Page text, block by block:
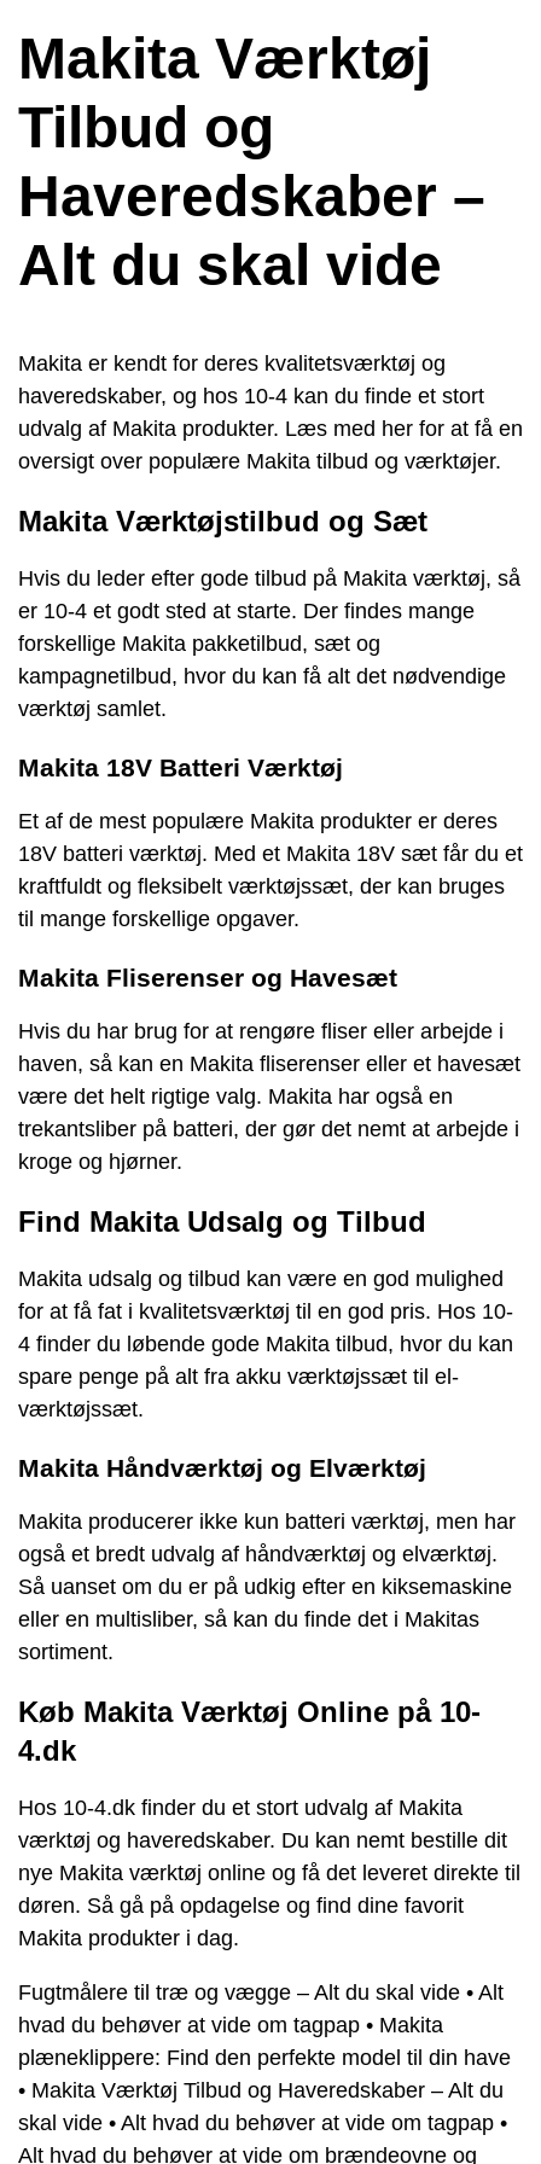
Makita Værktøj
Tilbud og
Haveredskaber –
Alt du skal vide
Makita er kendt for deres kvalitetsværktøj og
haveredskaber, og hos 10-4 kan du finde et stort
udvalg af Makita produkter. Læs med her for at få en
oversigt over populære Makita tilbud og værktøjer.
Makita Værktøjstilbud og Sæt
Hvis du leder efter gode tilbud på Makita værktøj, så
er 10-4 et godt sted at starte. Der findes mange
forskellige Makita pakketilbud, sæt og
kampagnetilbud, hvor du kan få alt det nødvendige
værktøj samlet.
Makita 18V Batteri Værktøj
Et af de mest populære Makita produkter er deres
18V batteri værktøj. Med et Makita 18V sæt får du et
kraftfuldt og fleksibelt værktøjssæt, der kan bruges
til mange forskellige opgaver.
Makita Fliserenser og Havesæt
Hvis du har brug for at rengøre fliser eller arbejde i
haven, så kan en Makita fliserenser eller et havesæt
være det helt rigtige valg. Makita har også en
trekantsliber på batteri, der gør det nemt at arbejde i
kroge og hjørner.
Find Makita Udsalg og Tilbud
Makita udsalg og tilbud kan være en god mulighed
for at få fat i kvalitetsværktøj til en god pris. Hos 10-
4 finder du løbende gode Makita tilbud, hvor du kan
spare penge på alt fra akku værktøjssæt til el-
værktøjssæt.
Makita Håndværktøj og Elværktøj
Makita producerer ikke kun batteri værktøj, men har
også et bredt udvalg af håndværktøj og elværktøj.
Så uanset om du er på udkig efter en kiksemaskine
eller en multisliber, så kan du finde det i Makitas
sortiment.
Køb Makita Værktøj Online på 10-
4.dk
Hos 10-4.dk finder du et stort udvalg af Makita
værktøj og haveredskaber. Du kan nemt bestille dit
nye Makita værktøj online og få det leveret direkte til
døren. Så gå på opdagelse og find dine favorit
Makita produkter i dag.
Fugtmålere til træ og vægge – Alt du skal vide • Alt
hvad du behøver at vide om tagpap • Makita
plæneklippere: Find den perfekte model til din have
• Makita Værktøj Tilbud og Haveredskaber – Alt du
skal vide • Alt hvad du behøver at vide om tagpap •
Alt hvad du behøver at vide om brændeovne og